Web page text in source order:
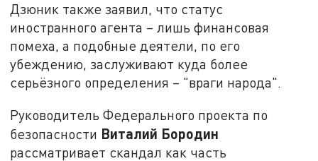
Дзюник также заявил, что статус
иностранного агента – лишь финансовая
помеха, а подобные деятели, по его
убеждению, заслуживают куда более
серьёзного определения – "враги народа".
Руководитель Федерального проекта по
безопасности Виталий Бородин
рассматривает скандал как часть